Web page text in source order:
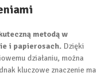
metodą w
i papierosach. Dzięki
działaniu, można
kluczowe znaczenie ma